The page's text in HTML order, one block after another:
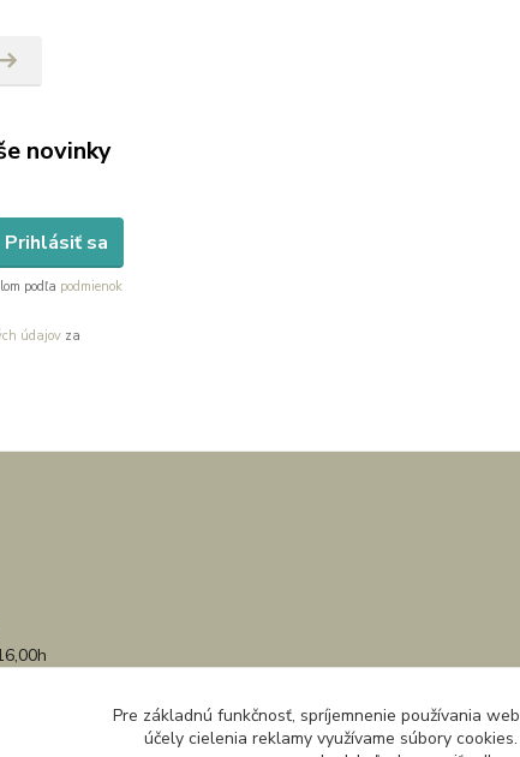
novinky
Prihlásiť sa
podľa podmienok
údajov za
Pre základnú funkčnosť, spríjemnenie používania
účely cielenia reklamy využívame súbory